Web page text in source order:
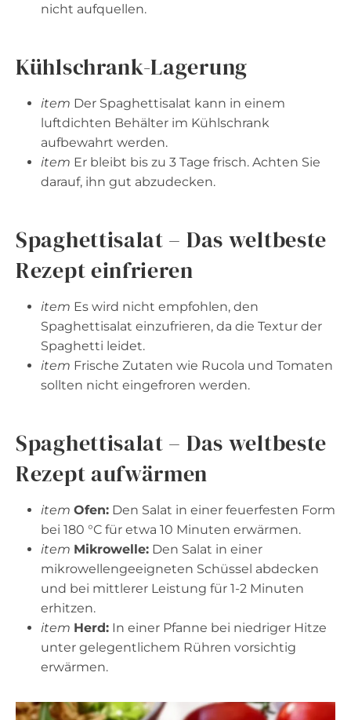
nicht aufquellen.
Kühlschrank-Lagerung
item Der Spaghettisalat kann in einem
luftdichten Behälter im Kühlschrank
aufbewahrt werden.
item Er bleibt bis zu 3 Tage frisch. Achten Sie
darauf, ihn gut abzudecken.
Spaghettisalat – Das weltbeste
Rezept einfrieren
item Es wird nicht empfohlen, den
Spaghettisalat einzufrieren, da die Textur der
Spaghetti leidet.
item Frische Zutaten wie Rucola und Tomaten
sollten nicht eingefroren werden.
Spaghettisalat – Das weltbeste
Rezept aufwärmen
item Ofen: Den Salat in einer feuerfesten Form
bei 180 °C für etwa 10 Minuten erwärmen.
item Mikrowelle: Den Salat in einer
mikrowellengeeigneten Schüssel abdecken
und bei mittlerer Leistung für 1-2 Minuten
erhitzen.
item Herd: In einer Pfanne bei niedriger Hitze
unter gelegentlichem Rühren vorsichtig
erwärmen.